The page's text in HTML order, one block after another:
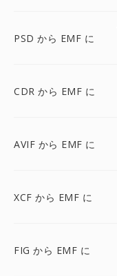
PSD から EMF に
CDR から EMF に
AVIF から EMF に
XCF から EMF に
FIG から EMF に